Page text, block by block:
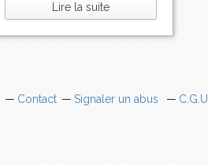
Lire la suite
Contact Signaler un abus C.G.U.